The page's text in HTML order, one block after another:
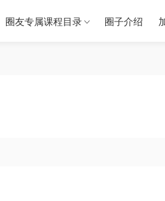
圈友专属课程目录 圈子介绍